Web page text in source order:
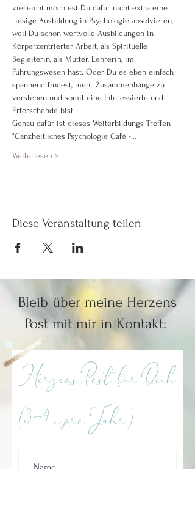
vielleicht möchtest Du dafür nicht extra eine
riesige Ausbildung in Psychologie absolvieren,
weil Du schon wertvolle Ausbildungen in
Körperzentrierter Arbeit, als Spirituelle
Begleiterin, als Mutter, Lehrerin, im
Führungswesen hast. Oder Du es eben einfach
spannend findest, mehr Zusammenhänge zu
verstehen und somit eine Interessierte und
Erforschende bist.
Genau dafür ist dieses Weiterbildungs Treffen
"Ganzheitliches Psychologie Café -…
Weiterlesen >
Diese Veranstaltung teilen
Bleib über meine Herzens
Post mit mir in Kontakt:
Herzens Post für Dich
(3-4 x pro Jahr)